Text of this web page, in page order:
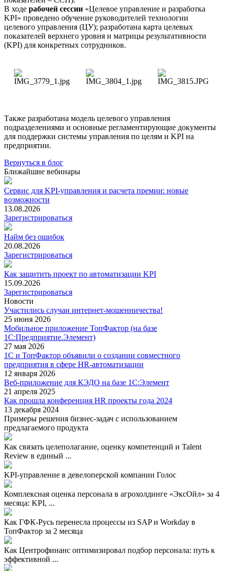
В ходе рабочей сессии «Целевое управление и разработка
KPI» проведено обучение руководителей технологии
целевого управления (ЦУ); разработана карта целевых
показателей верхнего уровня и матрицы результативности
(KPI) для конкретных сотрудников.
Также разработана модель целевого управления
подразделениями и основные регламентирующие документы
для поддержки системы управления по целям и KPI на
предприятии.
Вернуться в блог
Ближайшие вебинары
Сервис для KPI-управления и расчета премии: новые
возможности
13.08.2026
Зарегистрироваться
Найм без ошибок
20.08.2026
Зарегистрироваться
Как защитить проект по автоматизации KPI
15.09.2026
Зарегистрироваться
Новости
Участились случаи интернет-мошенничества!
25 июня 2026
Мобильное приложение ТопФактор (на базе
1С:Предприятие.Элемент)
27 мая 2026
1С и ТопФактор объявили о создании совместного
предприятия в сфере HR-автоматизации
12 января 2026
Веб-приложение для КЭДО на базе 1С:Элемент
21 апреля 2025
Как прошла конференция HR проекты года 2024
13 декабря 2024
Примеры решения бизнес-задач с использованием
предлагаемого продукта
Как связать целеполагание, оценку компетенций и Talent
Review в единый ...
KPI-управление в девелоперской компании Голос
Комплексная оценка персонала в агрохолдинге «ЭксОйл» за 4
месяца: KPI, ...
Как ГФК-Русь перенесла процессы из SAP и Workday в
ТопФактор за 2 месяца
Как Центрофинанс оптимизировал подбор персонала: путь к
эффективной ...